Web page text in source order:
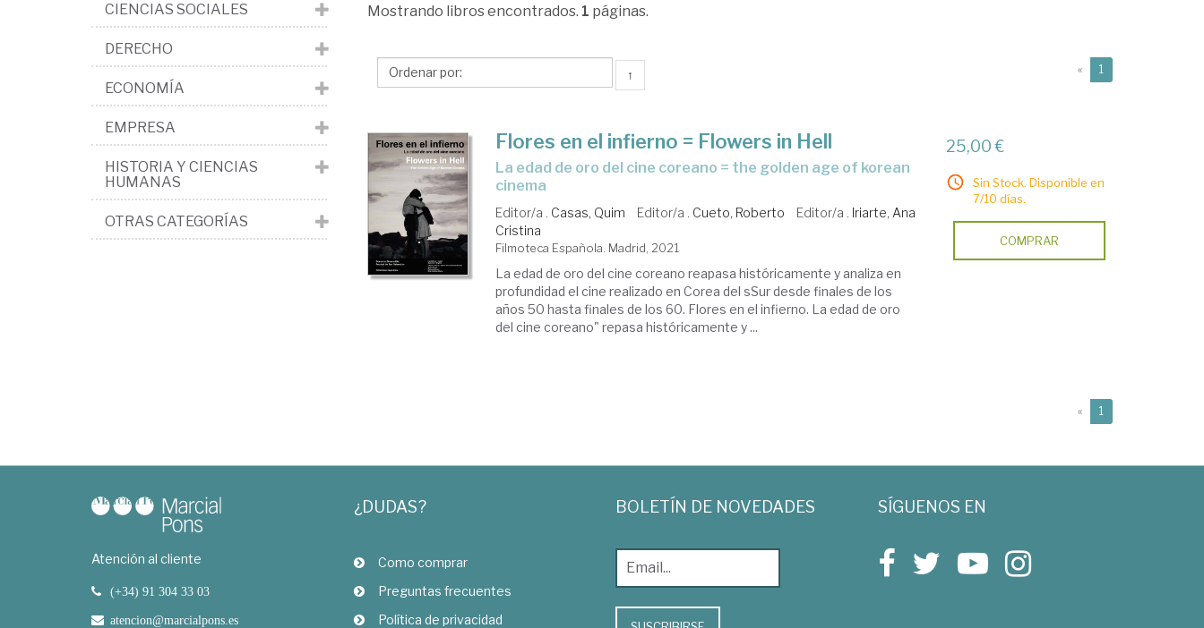
Cueto,
Mostrando libros encontrados. 1 páginas.
↑ « 1
Flores en el infierno = Flowers in Hell
la edad de oro del cine coreano = the golden age of korean
cinema
Editor/a . Casas, Quim Editor/a . Cueto, Roberto Editor/a . Iriarte, Ana
Cristina
Filmoteca Española. Madrid, 2021
La edad de oro del cine coreano reapasa históricamente y analiza en
profundidad el cine realizado en Corea del sSur desde finales de los
años 50 hasta finales de los 60. Flores en el infierno. La edad de oro
del cine coreano" repasa históricamente y ...
25,00 €
Sin Stock. Disponible en
7/10 días.
COMPRAR
« 1
CIENCIAS SOCIALES
DERECHO
ECONOMÍA
EMPRESA
HISTORIA Y CIENCIAS
HUMANAS
OTRAS CATEGORÍAS
Atención al cliente
(+34) 91 304 33 03
atencion@marcialpons.es
¿DUDAS?
Como comprar
Preguntas frecuentes
Política de privacidad
BOLETÍN DE NOVEDADES SÍGUENOS EN